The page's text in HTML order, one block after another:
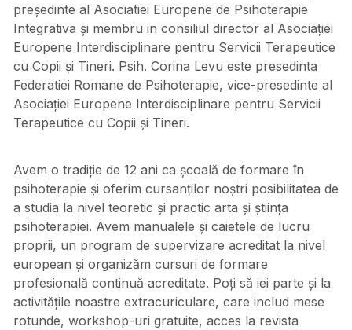
președinte al Asociatiei Europene de Psihoterapie
Integrativa și membru in consiliul director al Asociației
Europene Interdisciplinare pentru Servicii Terapeutice
cu Copii și Tineri. Psih. Corina Levu este presedinta
Federatiei Romane de Psihoterapie, vice-presedinte al
Asociației Europene Interdisciplinare pentru Servicii
Terapeutice cu Copii și Tineri.
Avem o tradiție de 12 ani ca școală de formare în
psihoterapie și oferim cursanților noștri posibilitatea de
a studia la nivel teoretic și practic arta și știința
psihoterapiei. Avem manualele și caietele de lucru
proprii, un program de supervizare acreditat la nivel
european și organizăm cursuri de formare
profesională continuă acreditate. Poți să iei parte și la
activitățile noastre extracuriculare, care includ mese
rotunde, workshop-uri gratuite, acces la revista